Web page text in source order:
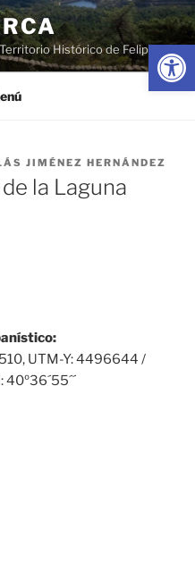
Abrir
Histórico de Felipe II
JIMÉNEZ HERNÁNDEZ
la Laguna
UTM-Y: 4496644 /